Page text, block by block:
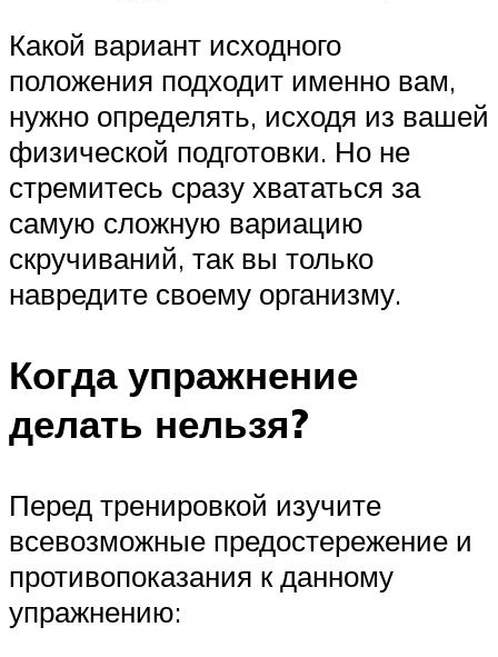
Какой вариант исходного
положения подходит именно вам,
нужно определять, исходя из вашей
физической подготовки. Но не
стремитесь сразу хвататься за
самую сложную вариацию
скручиваний, так вы только
навредите своему организму.
Когда упражнение
делать нельзя?
Перед тренировкой изучите
всевозможные предостережение и
противопоказания к данному
упражнению: